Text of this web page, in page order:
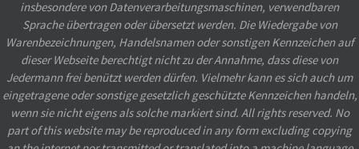
insbesondere von Datenverarbeitungsmaschinen, verwendbaren
Sprache übertragen oder übersetzt werden. Die Wiedergabe von
Warenbezeichnungen, Handelsnamen oder sonstigen Kennzeichen auf
dieser Webseite berechtigt nicht zu der Annahme, dass diese von
Jedermann frei benützt werden dürfen. Vielmehr kann es sich auch um
eingetragene oder sonstige gesetzlich geschützte Kennzeichen handeln,
wenn sie nicht eigens als solche markiert sind. All rights reserved. No
part of this website may be reproduced in any form excluding copying